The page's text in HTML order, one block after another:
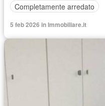
Completamente arredato
5 feb 2026 in Immobiliare.it